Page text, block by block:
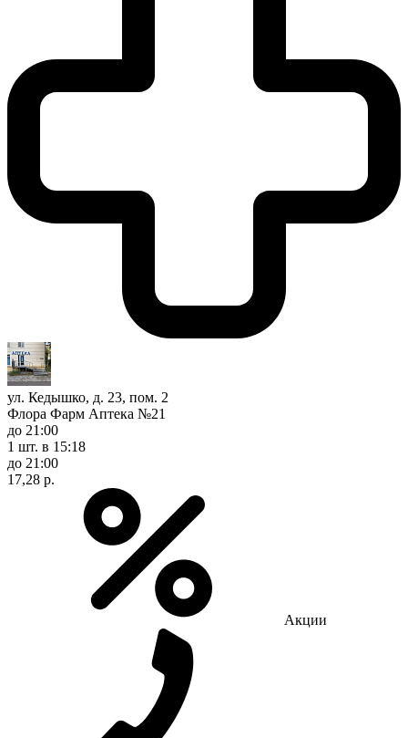
ул. Кедышко, д. 23, пом. 2
Флора Фарм Аптека №21
до 21:00
1 шт. в 15:18
до 21:00
17,28 р.
Акции